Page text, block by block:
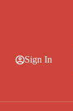
Sign In